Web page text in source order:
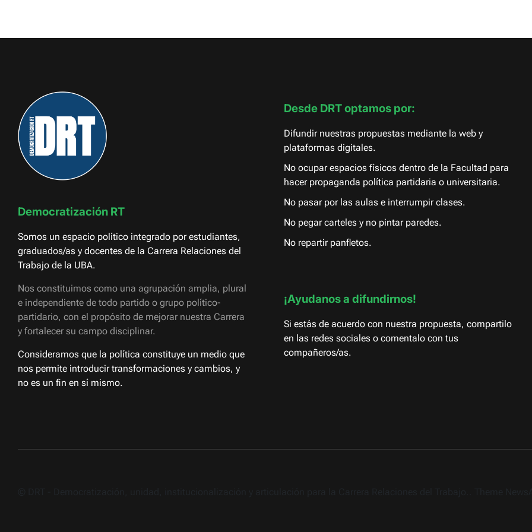
Democratización RT
Somos un espacio político integrado por estudiantes,
graduados/as y docentes de la Carrera Relaciones del
Trabajo de la UBA.
Nos constituimos como una agrupación amplia, plural
e independiente de todo partido o grupo político-
partidario, con el propósito de mejorar nuestra Carrera
y fortalecer su campo disciplinar.
Consideramos que la política constituye un medio que
nos permite introducir transformaciones y cambios, y
no es un fin en sí mismo.
Desde DRT optamos por:
Difundir nuestras propuestas mediante la web y
plataformas digitales.
No ocupar espacios físicos dentro de la Facultad para
hacer propaganda política partidaria o universitaria.
No pasar por las aulas e interrumpir clases.
No pegar carteles y no pintar paredes.
No repartir panfletos.
¡Ayudanos a difundirnos!
Si estás de acuerdo con nuestra propuesta, compartilo
en las redes sociales o comentalo con tus
compañeros/as.